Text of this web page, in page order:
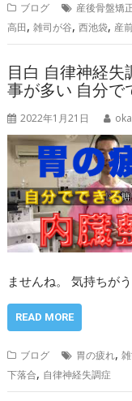
ブログ 産後骨盤矯
高田,雑司が谷,西池袋, 産
目白 自律神経
事が多い 自分で
2022年1月21日
ませんね。 気持ちが
READ MORE
ブログ 胃の疲れ,
下落合, 自律神経失調症